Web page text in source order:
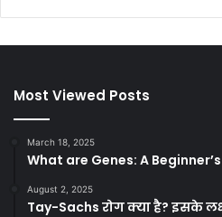
Most Viewed Posts
March 18, 2025
What are Genes: A
August 2, 2025
Tay-Sachs रोग क्या है? इसके